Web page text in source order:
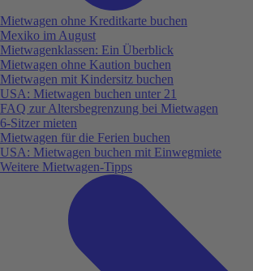
Mietwagen ohne Kreditkarte buchen
Mexiko im August
Mietwagenklassen: Ein Überblick
Mietwagen ohne Kaution buchen
Mietwagen mit Kindersitz buchen
USA: Mietwagen buchen unter 21
FAQ zur Altersbegrenzung bei Mietwagen
6-Sitzer mieten
Mietwagen für die Ferien buchen
USA: Mietwagen buchen mit Einwegmiete
Weitere Mietwagen-Tipps